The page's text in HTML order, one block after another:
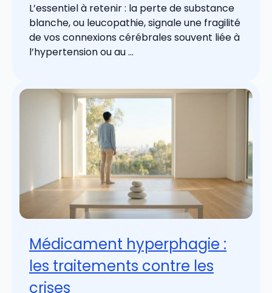
L’essentiel à retenir : la perte de substance
blanche, ou leucopathie, signale une fragilité
de vos connexions cérébrales souvent liée à
l’hypertension ou au ...
Médicament hyperphagie :
les traitements contre les
crises